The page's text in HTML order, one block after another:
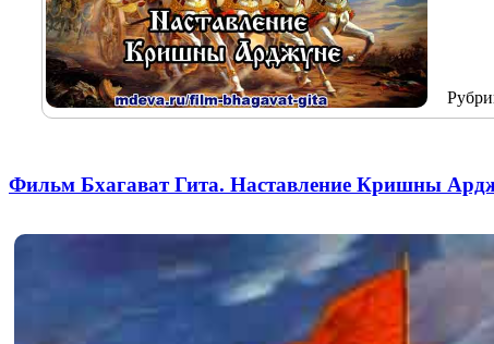
Фильм Бхагават Гита. Наставление Кришны